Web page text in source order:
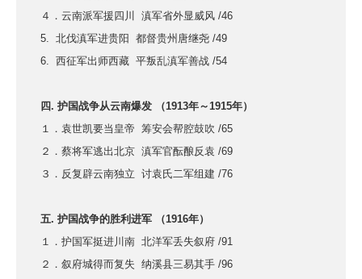
４．云南派军援四川 滇军省外显威风 /46
5. 北伐滇军进贵阳 都督贵州唐继尧 /49
6. 西征军出师西藏 平叛乱滇军善战 /54
四. 护国战争从云南爆发 （1913年～1915年）
１．袁世凯要当皇帝 筹安会帮腔鼓吹 /65
２．蔡将军逃出北京 滇军官酝酿反袁 /69
３．反复辟云南独立 讨袁氏二军组建 /76
五. 护国战争的胜利进军 （1916年）
１．护国军挺进川南 北洋军丢失叙府 /91
２．叙府城得而复失 纳溪县三易其手 /96